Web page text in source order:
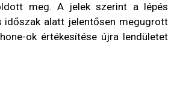
meg. A jelek szerint a lépés
időszak alatt jelentősen megugrott
ok értékesítése újra lendületet